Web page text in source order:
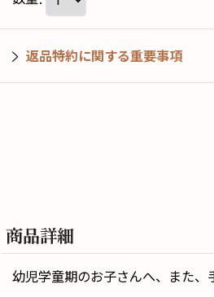
返品特約に関する重要事項
商品詳細
幼児学童期のお子さんへ、また、